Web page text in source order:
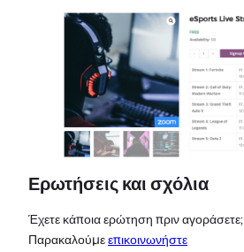
Ερωτήσεις και σχόλια
Έχετε κάποια ερώτηση πριν αγοράσετε;
Παρακαλούμεεπικοινωνήστε